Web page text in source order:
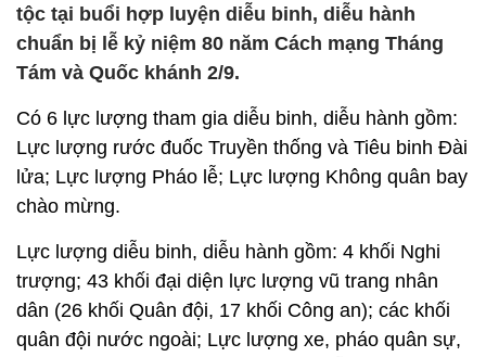
tộc tại buổi hợp luyện diễu binh, diễu hành
chuẩn bị lễ kỷ niệm 80 năm Cách mạng Tháng
Tám và Quốc khánh 2/9.
Có 6 lực lượng tham gia diễu binh, diễu hành gồm:
Lực lượng rước đuốc Truyền thống và Tiêu binh Đài
lửa; Lực lượng Pháo lễ; Lực lượng Không quân bay
chào mừng.
Lực lượng diễu binh, diễu hành gồm: 4 khối Nghi
trượng; 43 khối đại diện lực lượng vũ trang nhân
dân (26 khối Quân đội, 17 khối Công an); các khối
quân đội nước ngoài; Lực lượng xe, pháo quân sự,